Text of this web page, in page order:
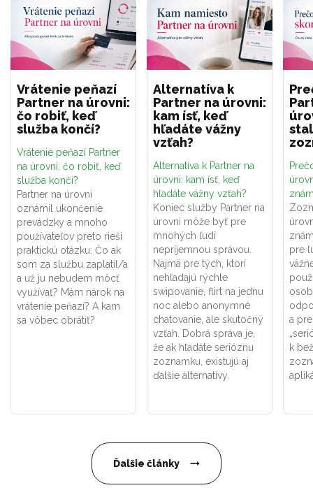
Vrátenie peňazí
Partner na úrovni:
čo robiť, keď
služba končí?
Vrátenie peňazí Partner
na úrovni: čo robiť, keď
služba končí?
Partner na úrovni
oznámil ukončenie
prevádzky a mnoho
používateľov preto rieši
praktickú otázku: Čo ak
som za službu zaplatil/a
a už ju nebudem môcť
využívať? Mám nárok na
vrátenie peňazí? A kam
sa vôbec obrátiť?
Alternatíva k
Partner na úrovni:
kam ísť, keď
hľadáte vážny
vzťah?
Alternatíva k Partner na
úrovni: kam ísť, keď
hľadáte vážny vzťah?
Koniec služby Partner na
úrovni môže byť pre
mnohých ľudí
nepríjemnou správou.
Najmä pre tých, ktorí
nehľadajú rýchle
swipovanie, flirt na jednu
noc alebo anonymné
chatovanie, ale skutočný
vzťah. Dobrá správa je,
že ak hľadáte serióznu
zoznamku, existujú aj
ďalšie alternatívy.
pre
a
k
Ďalšie články